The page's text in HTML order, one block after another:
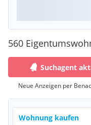
560
Suchagent
Neue Anzeigen per